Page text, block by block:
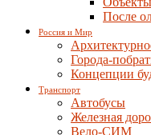
После
Россия и Мир
Города-
Концепции
Транспорт
Автобусы
Железная
Вело-СИМ